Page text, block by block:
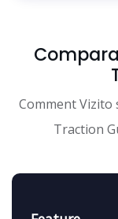
Comment Vizito
Traction